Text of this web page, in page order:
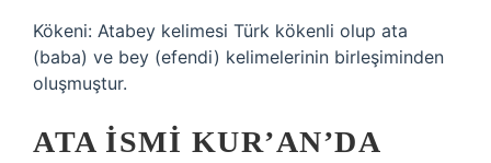
Kökeni: Atabey kelimesi Türk kökenli olup ata
(baba) ve bey (efendi) kelimelerinin birleşiminden
oluşmuştur.
ATA ISMI KUR’AN’DA